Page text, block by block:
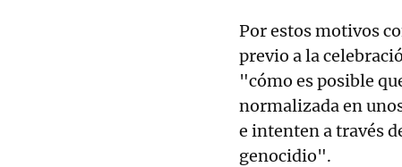
Por estos motivos
previo a la
"cómo es posible
normalizada en
e intenten a través
genocidio".